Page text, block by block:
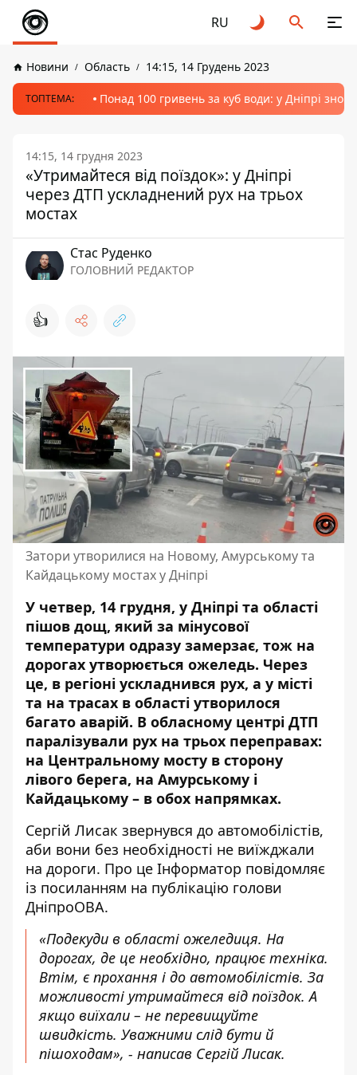
RU
Новини Область 14:15, 14 Грудень 2023
ТОПТЕМА: Понад 100 гривень за куб води: у Дніпрі
14:15, 14 грудня 2023
«Утримайтеся від поїздок»: у Дніпрі
через ДТП ускладнений рух на трьох
мостах
Стас Руденко
ГОЛОВНИЙ РЕДАКТОР
👍
Затори утворилися на Новому, Амурському та
Кайдацькому мостах у Дніпрі
У четвер, 14 грудня, у Дніпрі та області
пішов дощ, який за мінусової
температури одразу замерзає, тож на
дорогах утворюється ожеледь. Через
це, в регіоні ускладнився рух, а у місті
та на трасах в області утворилося
багато аварій. В обласному центрі ДТП
паралізували рух на трьох переправах:
на Центральному мосту в сторону
лівого берега, на Амурському і
Кайдацькому – в обох напрямках.
Сергій Лисак звернувся до автомобілістів,
аби вони без необхідності не виїжджали
на дороги. Про це Інформатор повідомляє
із посиланням на публікацію голови
ДніпроОВА.
«Подекуди в області ожеледиця. На
дорогах, де це необхідно, працює техніка.
Втім, є прохання і до автомобілістів. За
можливості утримайтеся від поїздок. А
якщо виїхали – не перевищуйте
швидкість. Уважними слід бути й
пішоходам», - написав Сергій Лисак.